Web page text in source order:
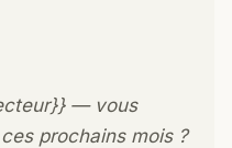
— vous
prochains mois ?